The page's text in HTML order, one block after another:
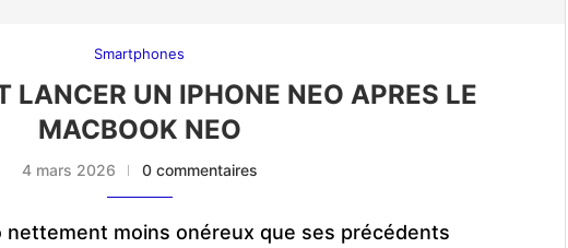
Smartphones
LANCER UN IPHONE NEO APRES LE
MACBOOK NEO
4 mars 2026 0 commentaires
nettement moins onéreux que ses précédents